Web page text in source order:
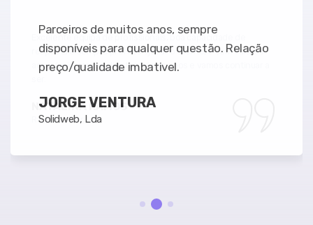
Parceiros de muitos anos, sempre
disponíveis para qualquer questão. Relação
preço/qualidade imbativel.
JORGE VENTURA
Solidweb, Lda